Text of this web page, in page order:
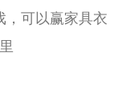
，可以赢家具衣